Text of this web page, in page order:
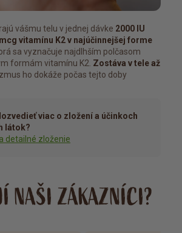
vášmu telu v jednej dávke 2000 IU
vitamínu K2v najúčinnejšej forme
sa vyznačuje najdlhším polčasom
formám vitamínu K2. Zostáva v tele až
ho dokáže počas tejto doby
viac o zložení a účinkoch
látok?
detailné zloženie
NAŠI ZÁKAZNÍCI?